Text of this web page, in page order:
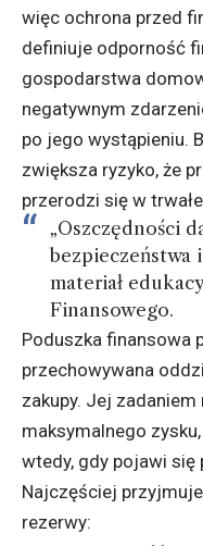
więc ochrona przed
definiuje odporność
gospodarstwa
negatywnym
po jego wystąpieniu.
zwiększa ryzyko, że
przerodzi się w
„Oszczędności
bezpieczeństwa
materiał
Finansowego.
Poduszka finansowa
przechowywana
zakupy. Jej
maksymalnego
wtedy, gdy pojawi się
Najczęściej
rezerwy: